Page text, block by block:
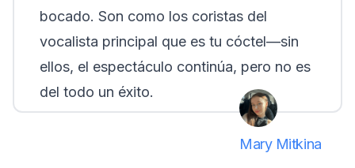
bocado. Son como los coristas del
vocalista principal que es tu cóctel—sin
ellos, el espectáculo continúa, pero no es
del todo un éxito.
Mary Mitkina